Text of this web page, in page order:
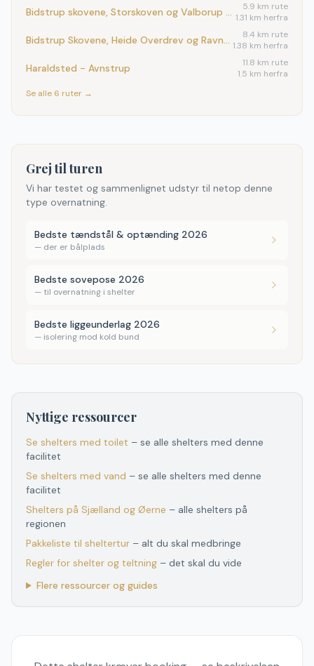
Bidstrup skovene, Storskoven og Valborup Skov 5.9 km rute
1.31 km herfra
Bidstrup Skovene, Heide Overdrev og Ravnsholte Sko 8.4 km rute
1.38 km herfra
Haraldsted - Avnstrup 11.8 km rute
1.5 km herfra
Se alle 6 ruter →
Grej til turen
Vi har testet og sammenlignet udstyr til netop denne
type overnatning.
Bedste tændstål & optænding 2026
— der er bålplads
Bedste sovepose 2026
— til overnatning i shelter
Bedste liggeunderlag 2026
— isolering mod kold bund
Nyttige ressourcer
Se shelters med toilet – se alle shelters med denne
facilitet
Se shelters med vand – se alle shelters med denne
facilitet
Shelters på Sjælland og Øerne – alle shelters på
regionen
Pakkeliste til sheltertur – alt du skal medbringe
Regler for shelter og teltning – det skal du vide
Flere ressourcer og guides